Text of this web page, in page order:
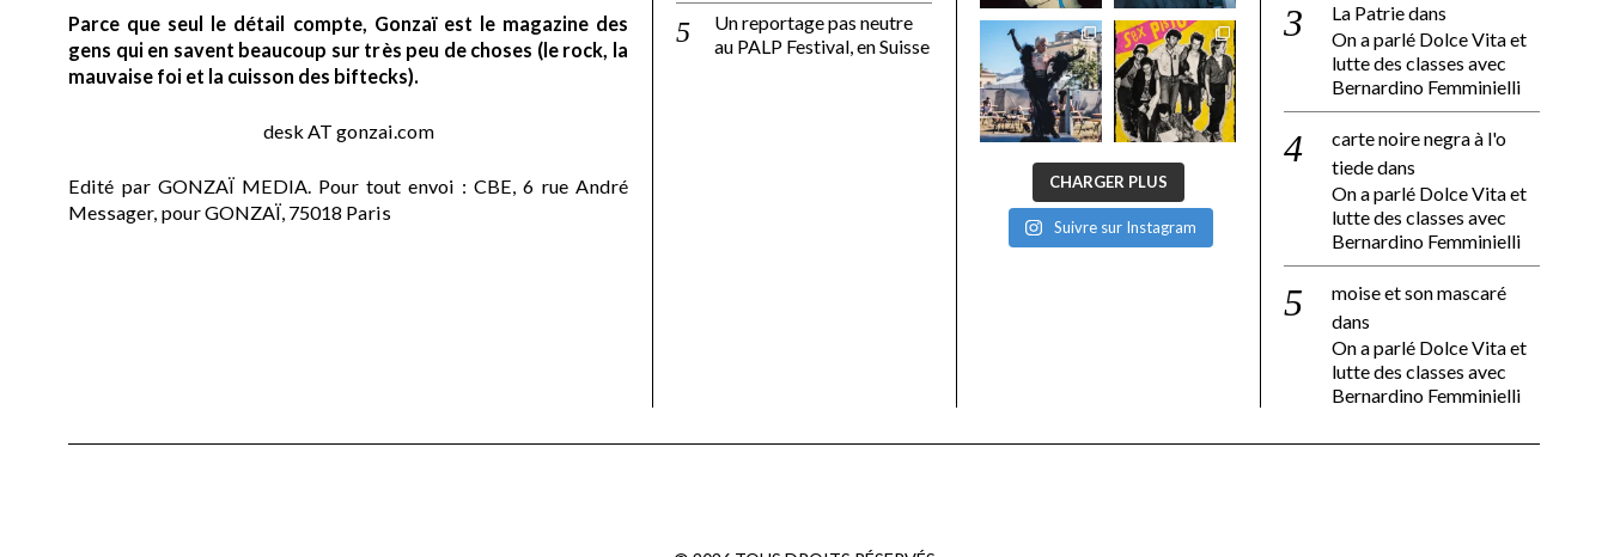
Parce que seul le détail compte, Gonzaï est le magazine des
gens qui en savent beaucoup sur très peu de choses (le rock, la
mauvaise foi et la cuisson des biftecks).
desk AT gonzai.com
Edité par GONZAÏ MEDIA. Pour tout envoi : CBE, 6 rue André
Messager, pour GONZAÏ, 75018 Paris
Un reportage pas neutre
au PALP Festival, en Suisse
CHARGER PLUS
Suivre sur Instagram
La Patriedans
On a parlé Dolce Vita et
lutte des classes avec
Bernardino Femminielli
carte noire negra à l'o
tiededans
On a parlé Dolce Vita et
lutte des classes avec
Bernardino Femminielli
moise et son mascaré
dans
On a parlé Dolce Vita et
lutte des classes avec
Bernardino Femminielli